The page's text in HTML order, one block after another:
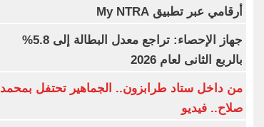
أرقامي عبر تطبيق My NTRA
جهاز الإحصاء: تراجع معدل البطالة إلى 5.8%
بالربع الثانى لعام 2026
من داخل ستاد طرابزون.. الجماهير تحتفل بمحمد
صلاح.. فيديو